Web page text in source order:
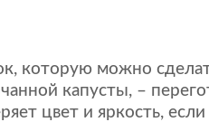
которую можно
капусты, –
цвет и яркость, если